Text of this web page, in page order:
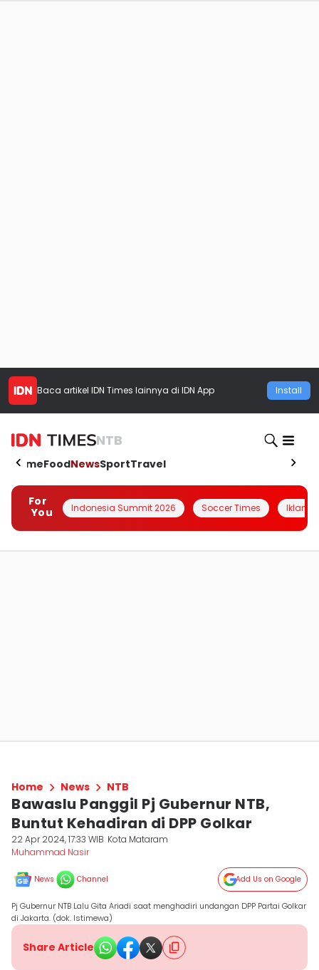
Baca artikel IDN Times lainnya di IDN App Install
NTB
HomeFoodNewsSportTravel
For
You
Indonesia Summit 2026 Soccer Times Iklanin
Home News NTB
Bawaslu Panggil Pj Gubernur NTB,
Buntut Kehadiran di DPP Golkar
22 Apr 2024, 17:33 WIB Kota Mataram
Muhammad Nasir
News Channel Add Us on Google
Pj Gubernur NTB Lalu Gita Ariadi saat menghadiri undangan DPP Partai Golkar
di Jakarta. (dok. Istimewa)
Share Article